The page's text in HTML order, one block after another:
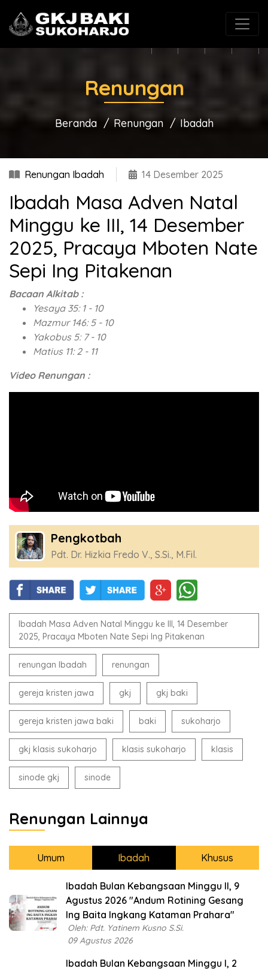
(0271) 625546 gkjbaki@gmail.com
Renungan
Beranda Renungan Ibadah
Renungan Ibadah 14 Desember 2025
Ibadah Masa Adven Natal
Minggu ke III, 14 Desember
2025, Pracaya Mboten Nate
Sepi Ing Pitakenan
Bacaan Alkitab :
Yesaya 35: 1 - 10
Mazmur 146: 5 - 10
Yakobus 5: 7 - 10
Matius 11: 2 - 11
Video Renungan :
Pengkotbah
Pdt. Dr. Hizkia Fredo V., S.Si., M.Fil.
Ibadah Masa Adven Natal Minggu ke III, 14 Desember
2025, Pracaya Mboten Nate Sepi Ing Pitakenan
renungan Ibadah renungan
gereja kristen jawa gkj gkj baki
gereja kristen jawa baki baki sukoharjo
gkj klasis sukoharjo klasis sukoharjo klasis
sinode gkj sinode
Renungan Lainnya
Umum Ibadah Khusus
Ibadah Bulan Kebangsaan Minggu II, 9
Agustus 2026 "Andum Rotining Gesang
Ing Baita Ingkang Kataman Prahara"
Oleh: Pdt. Yatinem Kusno S.Si.
09 Agustus 2026
Ibadah Bulan Kebangsaan Minggu I, 2